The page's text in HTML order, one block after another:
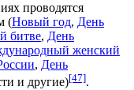
проводятся
(Новый год, День
битве, День
женский
, День
и другие)[47].